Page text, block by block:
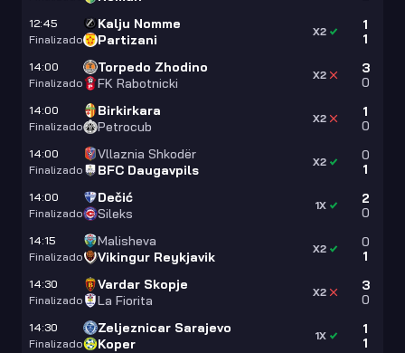
12:45
Finalizado
Kalju Nomme
Partizani
1
1
X2
14:00
Finalizado
Torpedo Zhodino
FK Rabotnicki
3
0
X2
14:00
Finalizado
Birkirkara
Petrocub
1
0
X2
14:00
Finalizado
Vllaznia Shkodër
BFC Daugavpils
0
1
X2
14:00
Finalizado
Dečić
Sileks
2
0
1X
14:15
Finalizado
Malisheva
Vikingur Reykjavik
0
1
X2
14:30
Finalizado
Vardar Skopje
La Fiorita
3
0
X2
14:30
Finalizado
Zeljeznicar Sarajevo
Koper
1
1
1X